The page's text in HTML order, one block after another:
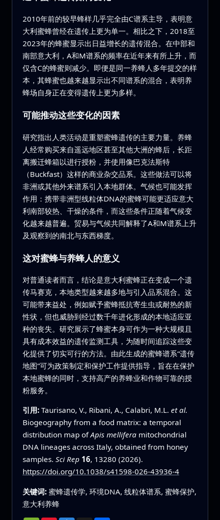
2010年前的较早蜂样几乎完全由C谱系主导，表明意
大利蜜蜂曾经在遗传上更为单一。相比之下，2018至
2023年的蜂蜜显示出日益增长的遗传混合。在中部和
南部意大利，A和M谱系的频率在近年来有所上升，而
仅含C的蜂蜜则减少。即便是同一养蜂人多年提交的样
本，其蜂蜜也越来越显示出不同谱系的混合，表明养
蜂场自身正在变得遗传上更为多样。
可能推动这些变化的因素
研究指出人类活动是重塑蜜蜂遗传的主要力量。养蜂
人经常购买来自遥远地区甚至其他大洲的蜂后，长距
离搬迁蜂箱以进行授粉，并使用像巴克法斯特
（Buckfast）这样的商业杂交品系。这些做法可以将
非洲或其他外来谱系引入本地群体。气候也可能发挥
作用：携带非洲型线粒体DNA的蜜蜂可能更适应意大
利南部较热、干燥的条件，而这些条件正随着气候变
化越来越普遍。贸易与气候共同解释了A和M谱系上升
及观察到的南北与东西梯度。
这对蜜蜂与养蜂人的意义
对普通读者而言，结论是意大利蜜蜂正在变成一个遗
传马赛克，本地类型越来越多地与引入品系混合。这
可能带来益处，例如赋予蜜蜂抵抗寄生虫或耐热的新
性状，但也威胁到经过数千年进化形成的本地适应亚
种的丧失。研究展示了蜂蜜本身可作为一种大规模且
具有成本效益的遗传监测工具，为随时间追踪这些变
化提供了切实可行的方法。由此生成的蜜蜂谱系“遗传
地图”可为政策制定和保护工作提供指导，旨在在保护
本地蜜蜂的同时，支持高产的养蜂业和作物可靠的授
粉服务。
引用: Taurisano, V., Ribani, A., Calabri, M.L. et al.
Biogeography from a food matrix: a temporal
distribution map ofApis melliferamitochondrial
DNA lineages across Italy, obtained from honey
samples. Sci Rep 16, 13280 (2026).
https://doi.org/10.1038/s41598-026-43936-4
关键词: 蜜蜂遗传学, 环境DNA, 线粒体谱系, 蜜蜂保护,
意大利养蜂